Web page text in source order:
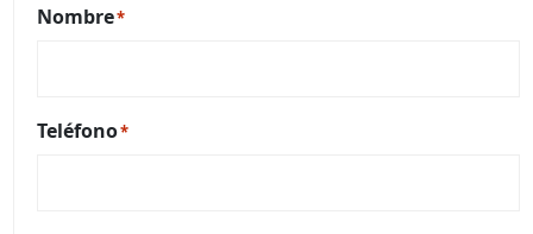
Nombre*
Teléfono*